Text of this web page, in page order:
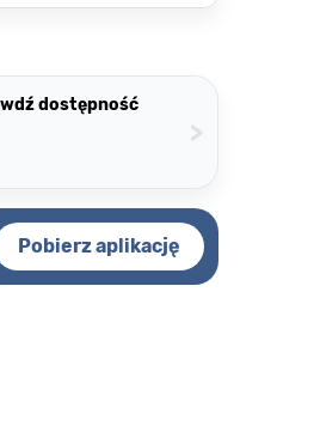
dostępność
>
Pobierz aplikację